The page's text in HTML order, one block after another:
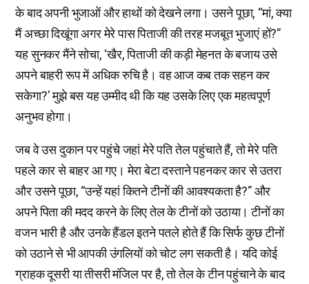
के बाद अपनी भुजाओं और हाथों को देखने लगा। उसने पूछा, “मां, क्या
मैं अच्छा दिखूंगा अगर मेरे पास पिताजी की तरह मजबूत भुजाएं हों?”
यह सुनकर मैंने सोचा, ‘खैर, पिताजी की कड़ी मेहनत के बजाय उसे
अपने बाहरी रूप में अधिक रुचि है। वह आज कब तक सहन कर
सकेगा?’ मुझे बस यह उम्मीद थी कि यह उसके लिए एक महत्वपूर्ण
अनुभव होगा।
जब वे उस दुकान पर पहुंचे जहां मेरे पति तेल पहुंचाते हैं, तो मेरे पति
पहले कार से बाहर आ गए। मेरा बेटा दस्ताने पहनकर कार से उतरा
और उसने पूछा, “उन्हें यहां कितने टीनों की आवश्यकता है?” और
अपने पिता की मदद करने के लिए तेल के टीनों को उठाया। टीनों का
वजन भारी है और उनके हैंडल इतने पतले होते हैं कि सिर्फ कुछ टीनों
को उठाने से भी आपकी उंगलियों को चोट लग सकती है। यदि कोई
ग्राहक दूसरी या तीसरी मंजिल पर है, तो तेल के टीन पहुंचाने के बाद